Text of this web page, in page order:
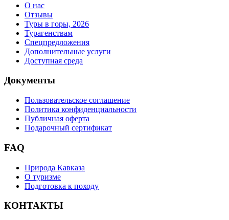
О нас
Отзывы
Туры в горы, 2026
Турагенствам
Спецпредложения
Дополнительные услуги
Доступная среда
Документы
Пользовательское соглашение
Политика конфиденциальности
Публичная оферта
Подарочный сертификат
FAQ
Природа Кавказа
О туризме
Подготовка к походу
КОНТАКТЫ